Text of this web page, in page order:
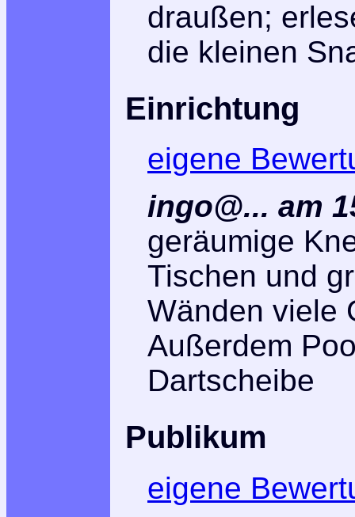
draußen;
die kleinen
Einrichtung
eigene
ingo@... am
geräumige
Tischen und
Wänden viele
Außerdem
Dartscheibe
Publikum
eigene